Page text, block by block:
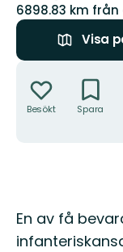
6898.83 km från
Visa
Besökt Spara
Beskrivning
En av få